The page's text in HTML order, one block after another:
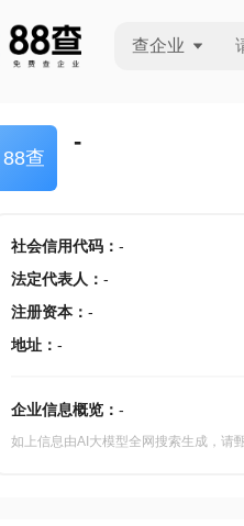
查企业
88查
-
社会信用代码： -
法定代表人 ： -
注册资本： -
地址： -
企业信息概览： -
如上信息由AI大模型全网搜索生成，请